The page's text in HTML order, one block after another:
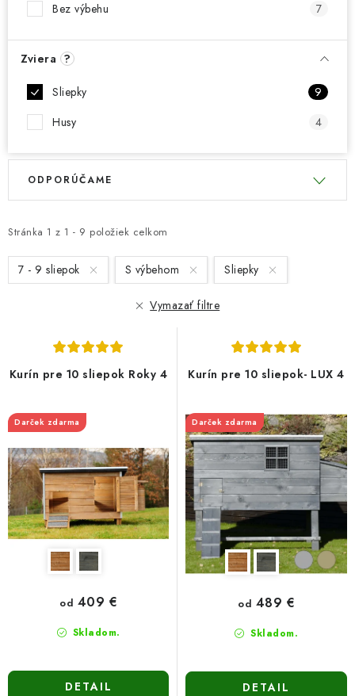
Bez výbehu
7
Zviera ?
Sliepky
9
Husy
4
V
i
s
p
u
t
o
v
Stránka 1 z 1 - 9 položiek celkom
R
e
n
i
o
u
k
t
o
v
ODPORÚČAME
7 - 9 sliepok S výbehom Sliepky
Vymazať filtre
Kurín pre 10 sliepok Roky 4
Darček zdarma
Skladom.
od 409 €
DETAIL
Kurín pre 10 sliepok- LUX 4
Darček zdarma
Skladom.
od 489 €
DETAIL